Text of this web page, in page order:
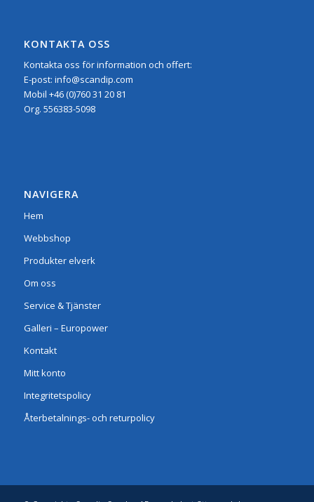
KONTAKTA OSS
Kontakta oss för information och offert:
E-post: info@scandip.com
Mobil +46 (0)760 31 20 81
Org. 556383-5098
NAVIGERA
Hem
Webbshop
Produkter elverk
Om oss
Service & Tjänster
Galleri – Europower
Kontakt
Mitt konto
Integritetspolicy
Återbetalnings- och returpolicy